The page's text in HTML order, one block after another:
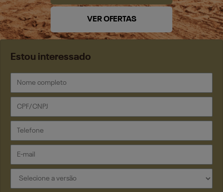
Estou interessado
VER OFERTAS